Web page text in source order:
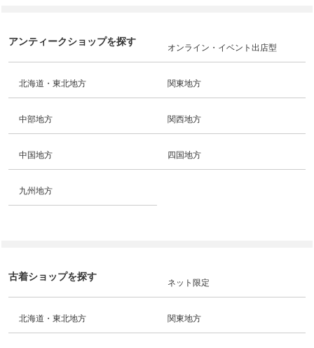
アンティークショップを探す
オンライン・イベント出店型
北海道・東北地方 関東地方
中部地方 関西地方
中国地方 四国地方
九州地方
古着ショップを探す
ネット限定
北海道・東北地方 関東地方